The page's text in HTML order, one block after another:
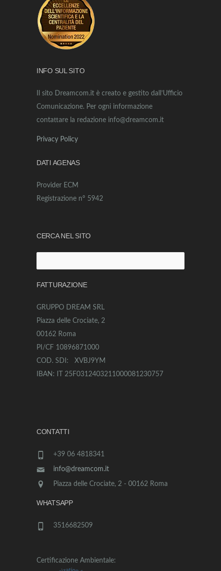
INFO SUL SITO
Il sito Dreamcom.it è creato e gestito dall’Ufficio
Comunicazione. Per ogni informazione
contattare la redazione info@dreamcom.it
Privacy Policy
DATI AGENAS
Provider ECM
Registrazione n° 5942
CERCA NEL SITO
per:
FATTURAZIONE
GRUPPO DREAM SRL
Piazza delle Crociate, 2
00162 Roma
PI/CF 10896871000
COD. SDI: XVBJ9YM
IBAN: IT 25F0312403211000081230757
CONTATTI
+39 06 4818341
info@dreamcom.it
Piazza delle Crociate, 2 - 00162 Roma
WHATSAPP
3516682509
Certificazione Ambientale: